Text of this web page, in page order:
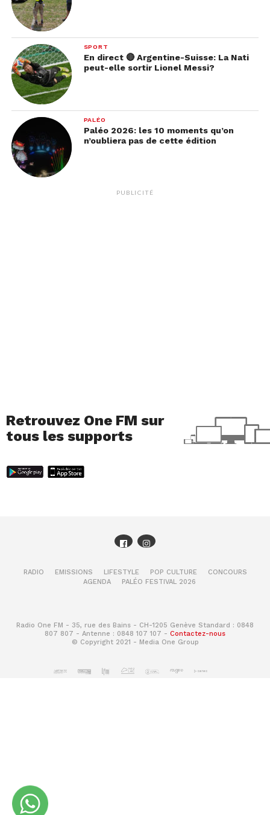
SPORT
En direct 🔴 Argentine-Suisse: La Nati
peut-elle sortir Lionel Messi?
PALÉO
Paléo 2026: les 10 moments qu’on
n’oubliera pas de cette édition
PUBLICITÉ
Retrouvez One FM sur
tous les supports
RADIO EMISSIONS LIFESTYLE POP CULTURE
CONCOURS
AGENDA
PALÉO FESTIVAL 2026
Radio One FM - 35, rue des Bains - CH-1205 Genève Standard : 0848
807 807 - Antenne : 0848 107 107 - Contactez-nous
© Copyright 2021 - Media One Group